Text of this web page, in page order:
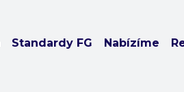
Standardy FG Nabízíme